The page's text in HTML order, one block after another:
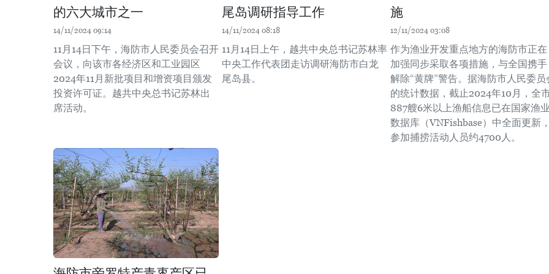
的六大城市之一
14/11/2024 09:14
11月14日下午，海防市人民委员会召开
会议，向该市各经济区和工业园区
2024年11月新批项目和增资项目颁发
投资许可证。越共中央总书记苏林出
席活动。
尾岛调研指导工作
14/11/2024 08:18
11月14日上午，越共中央总书记苏林率
中央工作代表团走访调研海防市白龙
尾岛县。
施
12/11/2024 03:08
作为渔业开发重点地方的海防市正在
加强同步采取各项措施，与全国携手
解除“黄牌”警告。据海防市人民委员
的统计数据，截止2024年10月，全
887艘6米以上渔船信息已在国家渔业
数据库（VNFishbase）中全面更新，
参加捕捞活动人员约4700人。